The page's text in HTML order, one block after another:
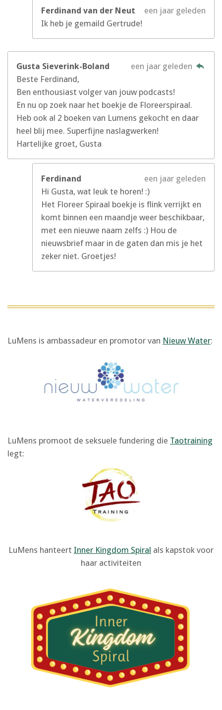
Ferdinand van der Neut
een jaar geleden
Ik heb je gemaild Gertrude!
Gusta Sieverink-Boland
een jaar geleden
Beste Ferdinand,
Ben enthousiast volger van jouw podcasts!
En nu op zoek naar het boekje de Floreerspiraal.
Heb ook al 2 boeken van Lumens gekocht en daar
heel blij mee. Superfijne naslagwerken!
Hartelijke groet, Gusta
Ferdinand
een jaar geleden
Hi Gusta, wat leuk te horen! :)
Het Floreer Spiraal boekje is flink verrijkt en
komt binnen een maandje weer beschikbaar,
met een nieuwe naam zelfs :) Hou de
nieuwsbrief maar in de gaten dan mis je het
zeker niet. Groetjes!
LuMens is ambassadeur en promotor van Nieuw Water:
LuMens promoot de seksuele fundering die Taotraining
legt:
LuMens hanteert Inner Kingdom Spiral als kapstok voor
haar activiteiten